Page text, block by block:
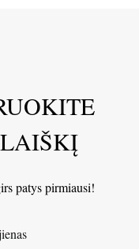
patys pirmiausi!